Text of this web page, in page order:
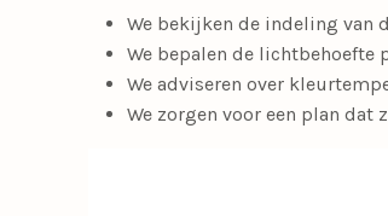
We bekijken de indeling van
We bepalen de lichtbehoefte
We adviseren over
We zorgen voor een plan dat